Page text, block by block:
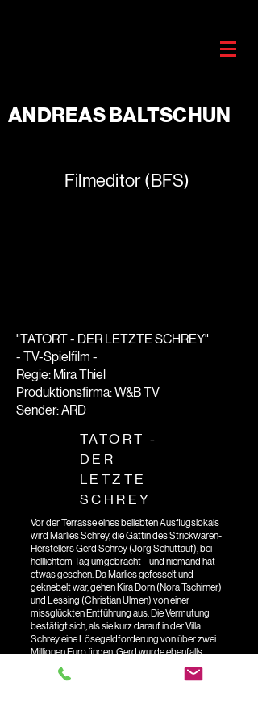
ANDREAS BALTSCHUN
Filmeditor (BFS)
"TATORT - DER LETZTE SCHREY"
- TV-Spielfilm -
Regie: Mira Thiel
Produktionsfirma: W&B TV
Sender: ARD
TATORT -
DER
LETZTE
SCHREY
Vor der Terrasse eines beliebten Ausflugslokals
wird Marlies Schrey, die Gattin des Strickwaren-
Herstellers Gerd Schrey (Jörg Schüttauf), bei
helllichtem Tag umgebracht – und niemand hat
etwas gesehen. Da Marlies gefesselt und
geknebelt war, gehen Kira Dorn (Nora Tschirner)
und Lessing (Christian Ulmen) von einer
missglückten Entführung aus. Die Vermutung
bestätigt sich, als sie kurz darauf in der Villa
Schrey eine Lösegeldforderung von über zwei
Millionen Euro finden. Gerd wurde ebenfalls
verschleppt, und so ist es an seinem Sohn Maik
(Julius Nitschkoff), das Geld aufzutreiben. Die